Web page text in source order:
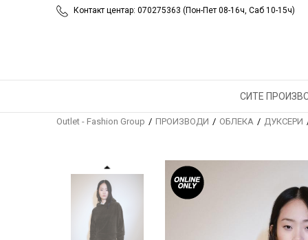
Контакт центар: 070275363 (Пон-Пет 08-16ч, Саб 10-15ч)
СИТЕ
Outlet - Fashion Group ПРОИЗВОДИ ОБЛЕКА ДУКСЕРИ